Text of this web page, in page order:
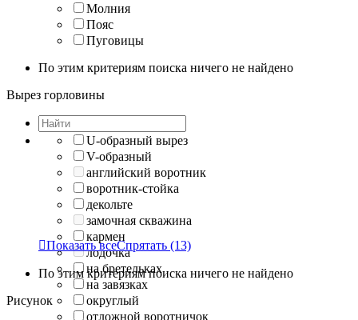
Молния
Пояс
Пуговицы
По этим критериям поиска ничего не найдено
Вырез горловины
U-образный вырез
V-образный
английский воротник
воротник-стойка
декольте
замочная скважина
кармен
лодочка
на бретельках
на завязках
округлый
отложной воротничок
Показать всеСпрятать (13)
По этим критериям поиска ничего не найдено
Рисунок